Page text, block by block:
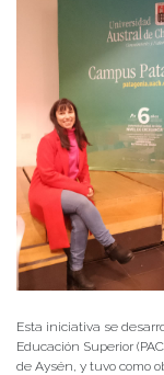
Esta iniciativa se
Educación Superior
de Aysén, y tuvo como